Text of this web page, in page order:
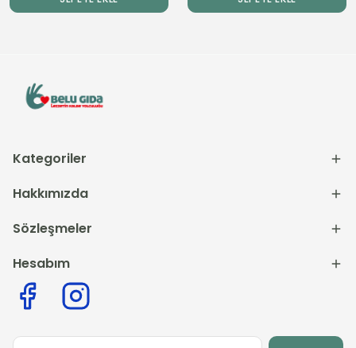
Kategoriler
Hakkımızda
Sözleşmeler
Hesabım